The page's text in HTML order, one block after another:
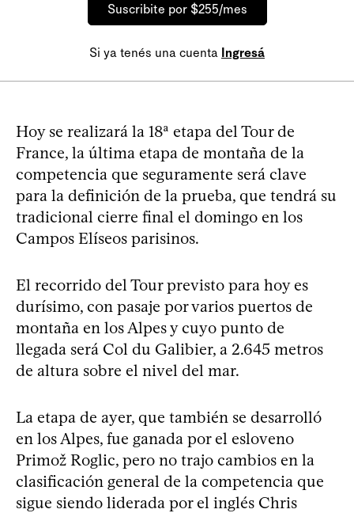
Suscribite por $255/mes
Si ya tenés una cuenta Ingresá
Hoy se realizará la 18ª etapa del Tour de
France, la última etapa de montaña de la
competencia que seguramente será clave
para la definición de la prueba, que tendrá su
tradicional cierre final el domingo en los
Campos Elíseos parisinos.
El recorrido del Tour previsto para hoy es
durísimo, con pasaje por varios puertos de
montaña en los Alpes y cuyo punto de
llegada será Col du Galibier, a 2.645 metros
de altura sobre el nivel del mar.
La etapa de ayer, que también se desarrolló
en los Alpes, fue ganada por el esloveno
Primož Roglic, pero no trajo cambios en la
clasificación general de la competencia que
sigue siendo liderada por el inglés Chris